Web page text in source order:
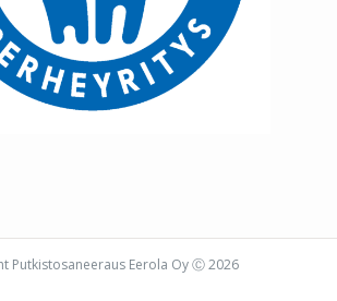
Putkistosaneeraus Eerola Oy Ⓒ2026